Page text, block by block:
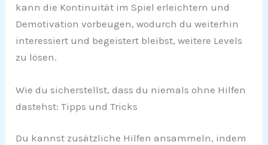
kann die Kontinuität im Spiel erleichtern und
Demotivation vorbeugen, wodurch du weiterhin
interessiert und begeistert bleibst, weitere Levels
zu lösen.
Wie du sicherstellst, dass du niemals ohne Hilfen
dastehst: Tipps und Tricks
Du kannst zusätzliche Hilfen ansammeln, indem